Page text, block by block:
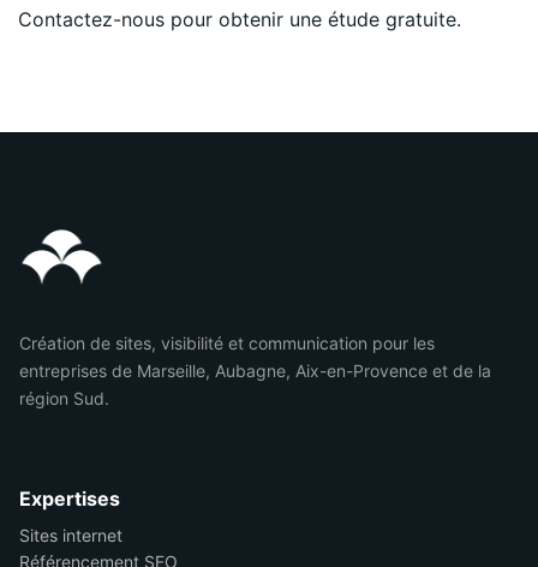
Contactez-nous pour obtenir une étude gratuite.
Création de sites, visibilité et communication pour les
entreprises de Marseille, Aubagne, Aix-en-Provence et de la
région Sud.
Expertises
Sites internet
Référencement SEO